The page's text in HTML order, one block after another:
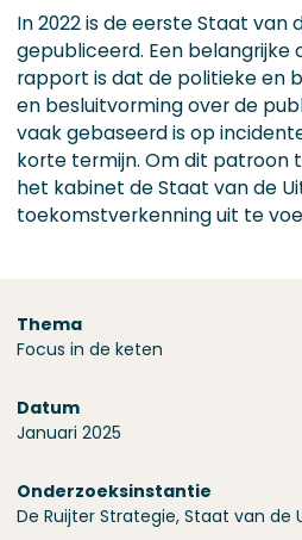
In 2022 is de eerste Staat van
gepubliceerd. Een belangrijke
rapport is dat de politieke en
en besluitvorming over de
vaak gebaseerd is op
korte termijn. Om dit patroon
het kabinet de Staat van de
toekomstverkenning uit te
Thema
Focus in de keten
Datum
Januari 2025
Onderzoeks­instantie
De Ruijter Strategie, Staat van de